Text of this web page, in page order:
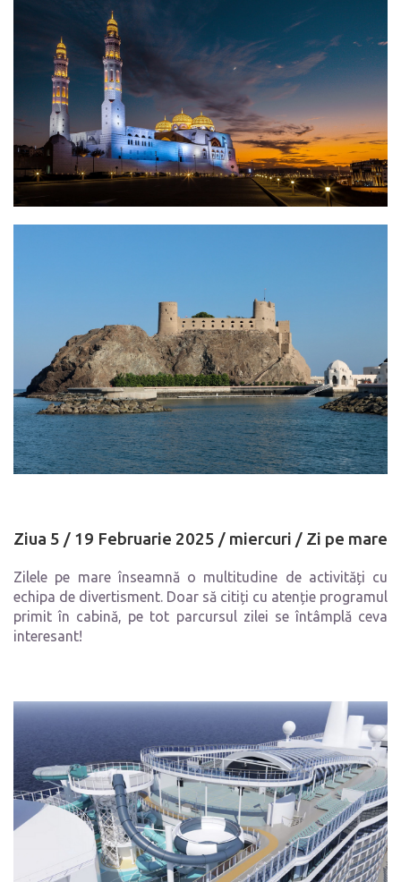
Ziua 5 / 19 Februarie 2025 / miercuri / Zi pe mare
Zilele pe mare înseamnă o multitudine de activități cu
echipa de divertisment. Doar să citiți cu atenție programul
primit în cabină, pe tot parcursul zilei se întâmplă ceva
interesant!